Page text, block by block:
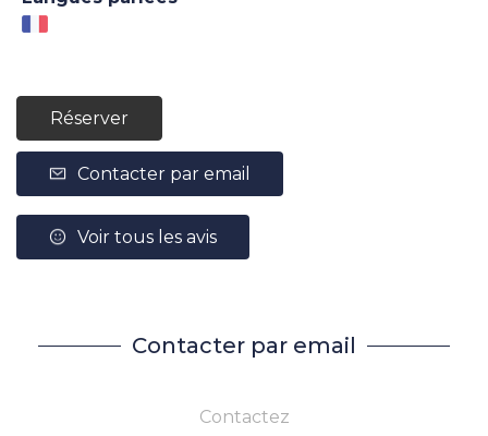
Réserver
Contacter par email
Voir tous les avis
Contacter par email
Contactez